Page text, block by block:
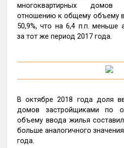
многоквартирных домов
отношению к общему объему
50,9%, что на 6,4 п.п. меньше
за тот же период 2017 года.
В октябре 2018 года доля
домов застройщиками по
объему ввода жилья
больше аналогичного
года.